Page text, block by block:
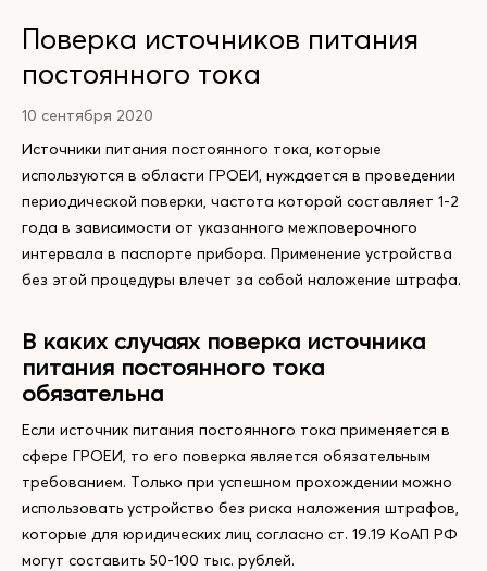
Поверка источников питания
постоянного тока
10 сентября 2020
Источники питания постоянного тока, которые
используются в области ГРОЕИ, нуждается в проведении
периодической поверки, частота которой составляет 1-2
года в зависимости от указанного межповерочного
интервала в паспорте прибора. Применение устройства
без этой процедуры влечет за собой наложение штрафа.
В каких случаях поверка источника
питания постоянного тока
обязательна
Если источник питания постоянного тока применяется в
сфере ГРОЕИ, то его поверка является обязательным
требованием. Только при успешном прохождении можно
использовать устройство без риска наложения штрафов,
которые для юридических лиц согласно ст. 19.19 КоАП РФ
могут составить 50-100 тыс. рублей.